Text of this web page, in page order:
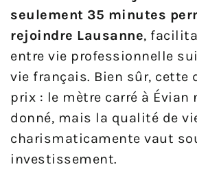
seulement 35 minutes
rejoindre Lausanne,
entre vie professionnelle
vie français. Bien sûr, cette
prix : le mètre carré à Évian
donné, mais la qualité de
charismaticamente vaut
investissement.